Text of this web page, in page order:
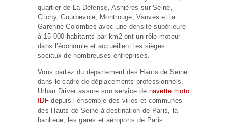
quartier de La Défense, Asnières sur Seine,
Clichy, Courbevoie, Montrouge, Vanves et la
Garenne Colombes avec une densité supérieure
à 15 000 habitants par km2 ont un rôle moteur
dans l’économie et accueillent les sièges
sociaux de nombreuses entreprises.
Vous partez du département des Hauts de Seine
dans le cadre de déplacements professionnels,
Urban Driver assure son service de navette moto
IDFdepuis l’ensemble des villes et communes
des Hauts de Seine à destination de Paris, la
banlieue, les gares et aéroports de Paris.